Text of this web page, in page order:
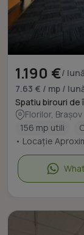
1.190 €/ lună
7.63 € / mp /
Spatiu birouri de
Florilor, Brașov
156 mp utili
• Locație